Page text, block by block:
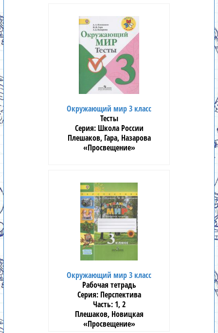
Окружающий мир 3 класс
Тесты
Школа России
Плешаков, Гара, Назарова
«Просвещение»
Окружающий мир 3 класс
Рабочая тетрадь
Перспектива
1, 2
Плешаков, Новицкая
«Просвещение»